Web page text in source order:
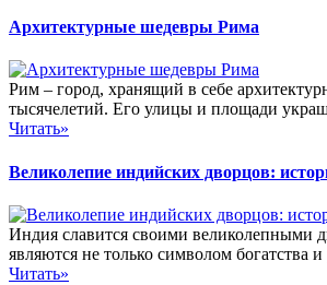
Архитектурные шедевры Рима
Рим – город, хранящий в себе
тысячелетий. Его улицы и площади
Читать»
Великолепие индийских дворцов:
Индия славится своими великолепными
являются не только символом богатства
Читать»